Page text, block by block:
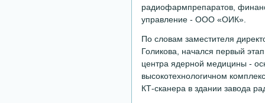
радиофармпрепаратов,
управление - ООО «ОИК».
По словам заместителя
Голикова, начался первый
центра ядерной медицины -
высокотехнологичном
КТ-сканера в здании завода